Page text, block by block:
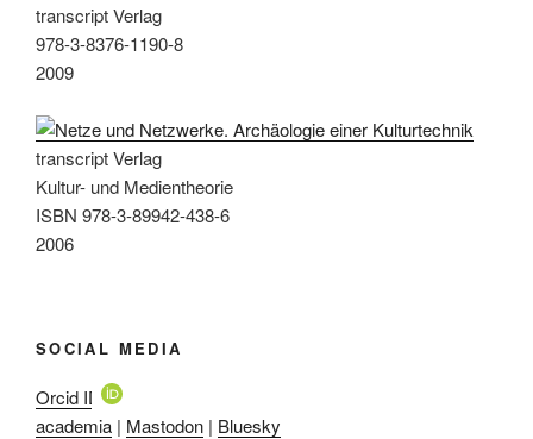
transcript Verlag
978-3-8376-1190-8
2009
transcript Verlag
Kultur- und Medientheorie
ISBN 978-3-89942-438-6
2006
SOCIAL MEDIA
Orcid ID
academia | Mastodon | Bluesky